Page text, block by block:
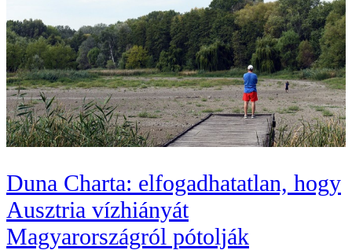
Duna Charta: elfogadhatatlan, hogy
Ausztria vízhiányát
Magyarországról pótolják